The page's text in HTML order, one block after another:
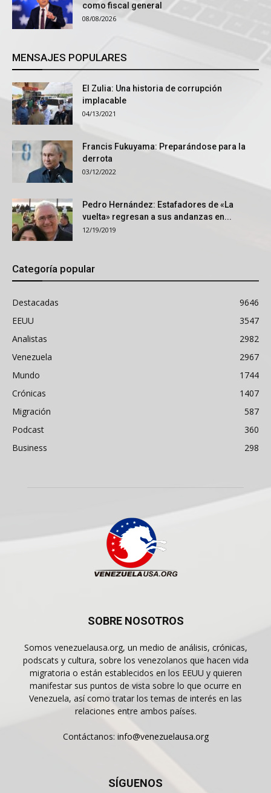
como fiscal general
08/08/2026
MENSAJES POPULARES
El Zulia: Una historia de corrupción
implacable
04/13/2021
Francis Fukuyama: Preparándose para la
derrota
03/12/2022
Pedro Hernández: Estafadores de «La
vuelta» regresan a sus andanzas en...
12/19/2019
Categoría popular
Destacadas
9646
EEUU
3547
Analistas
2982
Venezuela
2967
Mundo
1744
Crónicas
1407
Migración
587
Podcast
360
Business
298
SOBRE NOSOTROS
Somos venezuelausa.org, un medio de análisis, crónicas,
podscats y cultura, sobre los venezolanos que hacen vida
migratoria o están establecidos en los EEUU y quieren
manifestar sus puntos de vista sobre lo que ocurre en
Venezuela, así como tratar los temas de interés en las
relaciones entre ambos países.
Contáctanos: info@venezuelausa.org
SÍGUENOS